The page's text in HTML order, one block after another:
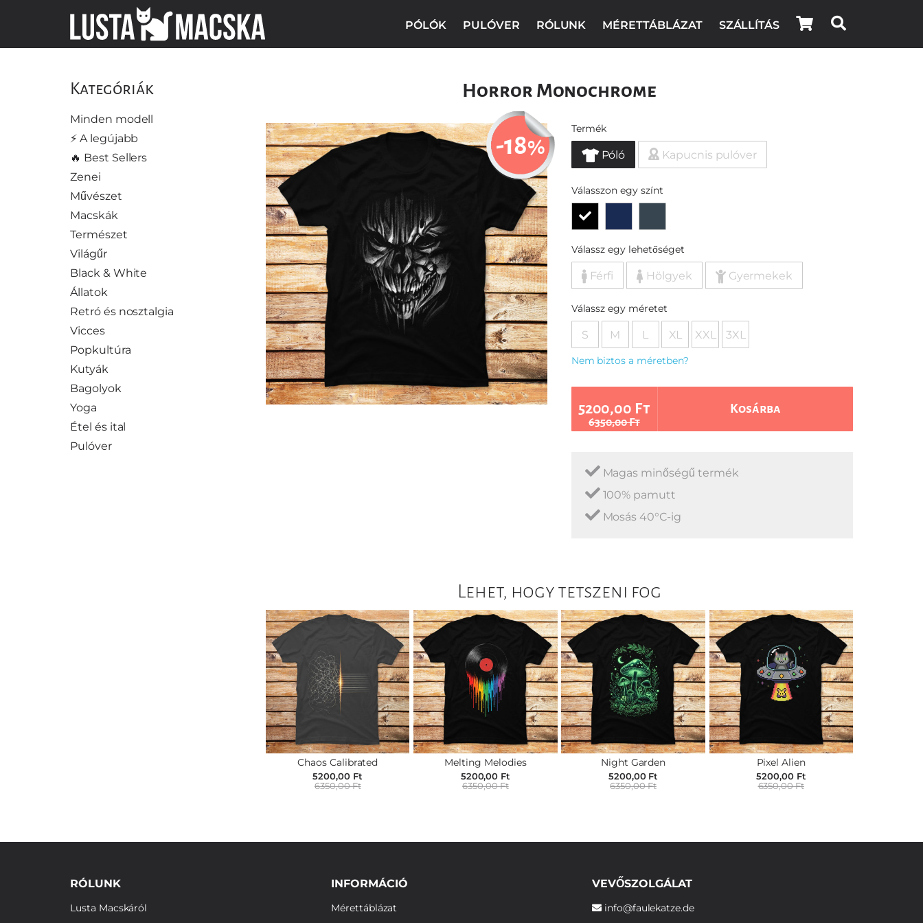
PÓLÓK PULÓVER RÓLUNK MÉRETTÁBLÁZAT SZÁLLÍTÁS
Kategóriák
Minden modell
⚡️ A legújabb
🔥 Best Sellers
Zenei
Művészet
Macskák
Természet
Világűr
Black & White
Állatok
Retró és nosztalgia
Vicces
Popkultúra
Kutyák
Bagolyok
Yoga
Étel és ital
Pulóver
Horror Monochrome
-18%
Termék
Póló Kapucnis pulóver
Válasszon egy színt
Válassz egy lehetőséget
Férfi Hölgyek Gyermekek
Válassz egy méretet
S M L XL XXL 3XL
Nem biztos a méretben?
5200,00 Ft
6350,00 Ft
Kosárba
Magas minőségű termék
100% pamutt
Mosás 40°C-ig
Lehet, hogy tetszeni fog
Chaos Calibrated
5200,00 Ft
6350,00 Ft
Melting Melodies
5200,00 Ft
6350,00 Ft
Night Garden
5200,00 Ft
6350,00 Ft
Pixel Alien
5200,00 Ft
6350,00 Ft
RÓLUNK
Lusta Macskáról
INFORMÁCIÓ
Mérettáblázat
VEVŐSZOLGÁLAT
info@faulekatze.de